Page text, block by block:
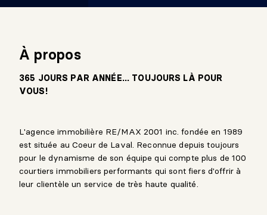
À propos
365 JOURS PAR ANNÉE... TOUJOURS LÀ POUR
VOUS!
L'agence immobilière RE/MAX 2001 inc. fondée en 1989
est située au Coeur de Laval. Reconnue depuis toujours
pour le dynamisme de son équipe qui compte plus de 100
courtiers immobiliers performants qui sont fiers d'offrir à
leur clientèle un service de très haute qualité.